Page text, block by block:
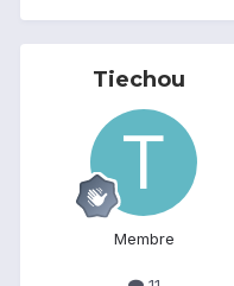
Tiechou
Membre